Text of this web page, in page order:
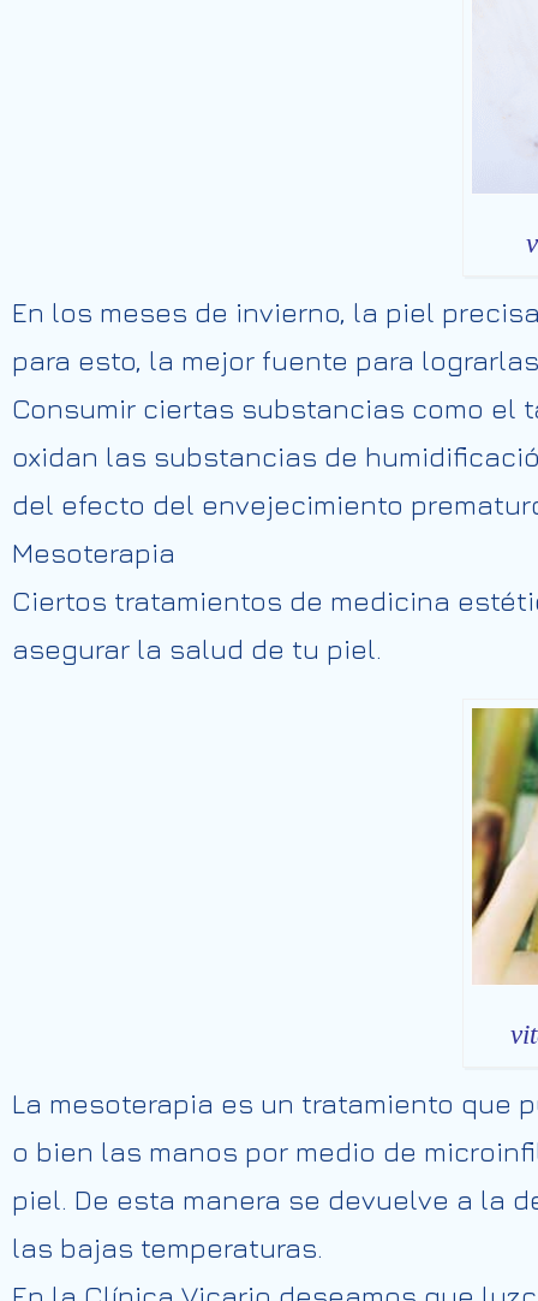
En los meses de invierno, la piel
para esto, la mejor fuente para lograrlas
Consumir ciertas substancias como el
oxidan las substancias de
del efecto del envejecimiento
Mesoterapia
Ciertos tratamientos de medicina
asegurar la salud de tu piel.
La mesoterapia es un tratamiento que
o bien las manos por medio de
piel. De esta manera se devuelve a la
las bajas temperaturas.